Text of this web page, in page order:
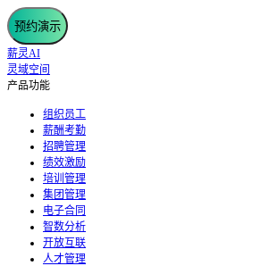
预约演示
薪灵AI
灵域空间
产品功能
组织员工
薪酬考勤
招聘管理
绩效激励
培训管理
集团管理
电子合同
智数分析
开放互联
人才管理